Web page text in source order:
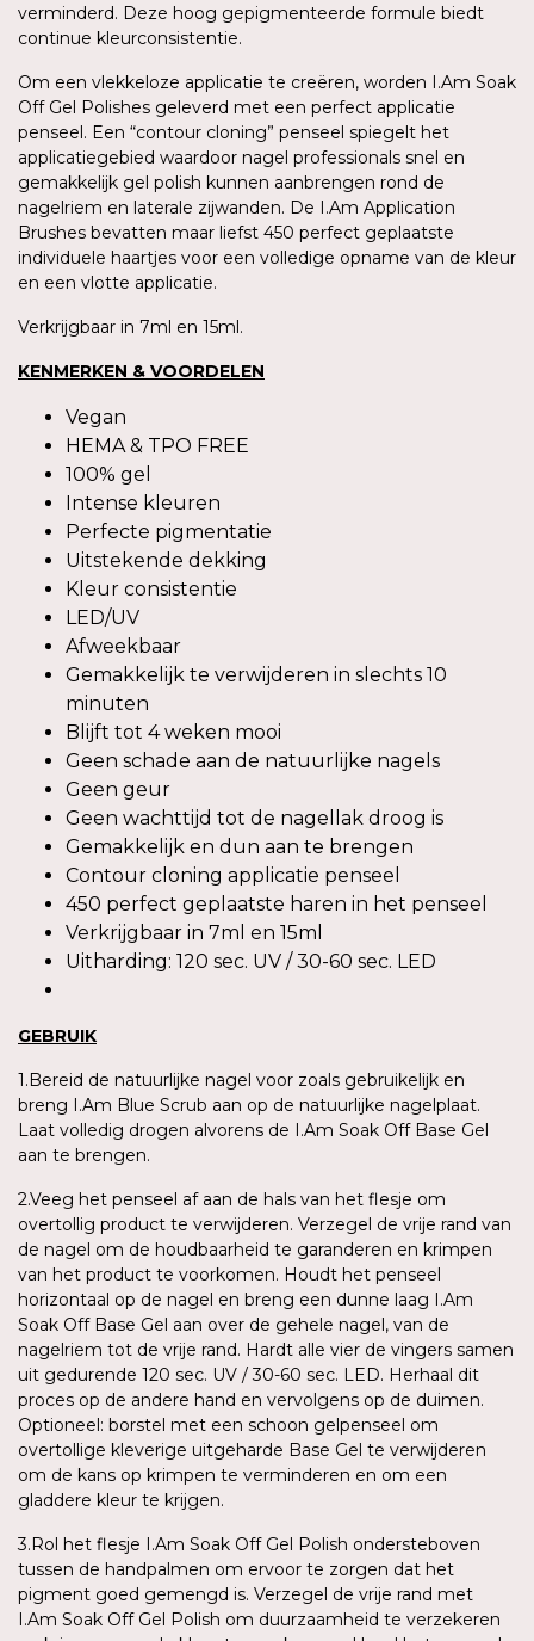
verminderd. Deze hoog gepigmenteerde formule biedt
continue kleurconsistentie.
Om een vlekkeloze applicatie te creëren, worden I.Am Soak
Off Gel Polishes geleverd met een perfect applicatie
penseel. Een “contour cloning” penseel spiegelt het
applicatiegebied waardoor nagel professionals snel en
gemakkelijk gel polish kunnen aanbrengen rond de
nagelriem en laterale zijwanden. De I.Am Application
Brushes bevatten maar liefst 450 perfect geplaatste
individuele haartjes voor een volledige opname van de kleur
en een vlotte applicatie.
Verkrijgbaar in 7ml en 15ml.
KENMERKEN & VOORDELEN
Vegan
HEMA & TPO FREE
100% gel
Intense kleuren
Perfecte pigmentatie
Uitstekende dekking
Kleur consistentie
LED/UV
Afweekbaar
Gemakkelijk te verwijderen in slechts 10
minuten
Blijft tot 4 weken mooi
Geen schade aan de natuurlijke nagels
Geen geur
Geen wachttijd tot de nagellak droog is
Gemakkelijk en dun aan te brengen
Contour cloning applicatie penseel
450 perfect geplaatste haren in het penseel
Verkrijgbaar in 7ml en 15ml
Uitharding: 120 sec. UV / 30-60 sec. LED
GEBRUIK
1.Bereid de natuurlijke nagel voor zoals gebruikelijk en
breng I.Am Blue Scrub aan op de natuurlijke nagelplaat.
Laat volledig drogen alvorens de I.Am Soak Off Base Gel
aan te brengen.
2.Veeg het penseel af aan de hals van het flesje om
overtollig product te verwijderen. Verzegel de vrije rand van
de nagel om de houdbaarheid te garanderen en krimpen
van het product te voorkomen. Houdt het penseel
horizontaal op de nagel en breng een dunne laag I.Am
Soak Off Base Gel aan over de gehele nagel, van de
nagelriem tot de vrije rand. Hardt alle vier de vingers samen
uit gedurende 120 sec. UV / 30-60 sec. LED. Herhaal dit
proces op de andere hand en vervolgens op de duimen.
Optioneel: borstel met een schoon gelpenseel om
overtollige kleverige uitgeharde Base Gel te verwijderen
om de kans op krimpen te verminderen en om een
gladdere kleur te krijgen.
3.Rol het flesje I.Am Soak Off Gel Polish ondersteboven
tussen de handpalmen om ervoor te zorgen dat het
pigment goed gemengd is. Verzegel de vrije rand met
I.Am Soak Off Gel Polish om duurzaamheid te verzekeren